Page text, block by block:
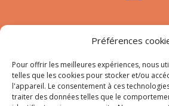
Préférences
Pour offrir les meilleures expériences, nous
telles que les cookies pour stocker et/ou
l'appareil. Le consentement à ces
traiter des données telles que le
Nous
Mail:secretariat-
Adresse :785 Strada d’Afà –